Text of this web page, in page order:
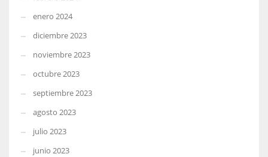
enero 2024
diciembre 2023
noviembre 2023
octubre 2023
septiembre 2023
agosto 2023
julio 2023
junio 2023